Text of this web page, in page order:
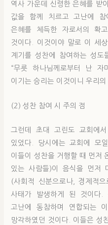
역사 가운데 신령한 은혜를 받
값을 함께 치르고 고난에 참
은혜를 체득한 자로서의 확
것이다. 이것이야 말로 이 세
계기를 성찬에 참여하는 성도
“무릇 하나님께로부터 난 자
이기는 승리는 이것이니 우리
(2) 성찬 참여 시 주의 점
그런데 초대 고린도 교회에
있었다. 당시에는 교회에 모
이들이 성찬을 거행할 때 먼저
있는 사람들)이 음식을 먼저
(사회적 신분으로나, 경제적
사태가 발생하게 된 것이다.
고난에 동참하며 연합되는
망각하였던 것이다. 이들은 성